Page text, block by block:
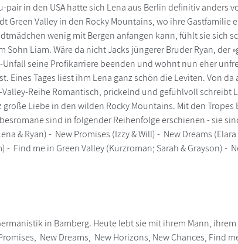
pair in den USA hatte sich Lena aus Berlin definitiv anders
Valley in den Rocky Mountains, wo ihre Gastfamilie
wenig mit Bergen anfangen kann, fühlt sie sich
Liam. Wäre da nicht Jacks jüngerer Bruder Ryan, der
Unfall seine Profikarriere beenden und wohnt nun eher
Eines Tages liest ihm Lena ganz schön die Leviten. Von
Reihe Romantisch, prickelnd und gefühlvoll schreibt
Liebe in den wilden Rocky Mountains. Mit den Tropes
sind in folgender Reihenfolge erschienen - sie
& Ryan) - New Promises (Izzy & Will) - New Dreams
- Find me in Green Valley (Kurzroman; Sarah & Grayson) -
in Bamberg. Heute lebt sie mit ihrem Mann,
New Dreams, New Horizons, New Chances, Find